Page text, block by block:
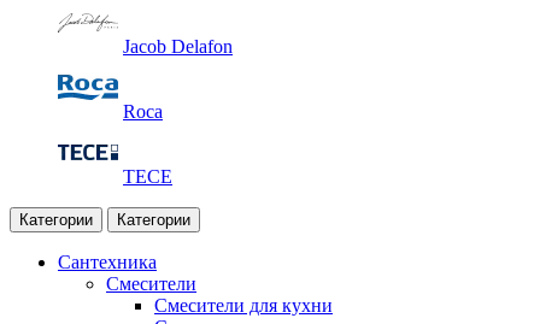
Jacob Delafon
Roca
TECE
Категории Категории
Сантехника
Смесители
Смесители для кухни